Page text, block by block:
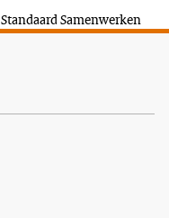
Standaard Samenwerken